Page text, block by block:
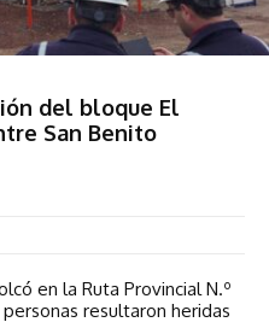
del bloque El
San Benito
en la Ruta Provincial N.º
resultaron heridas